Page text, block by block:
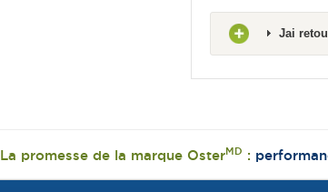
Jai
La promesse de la marque OsterMD :